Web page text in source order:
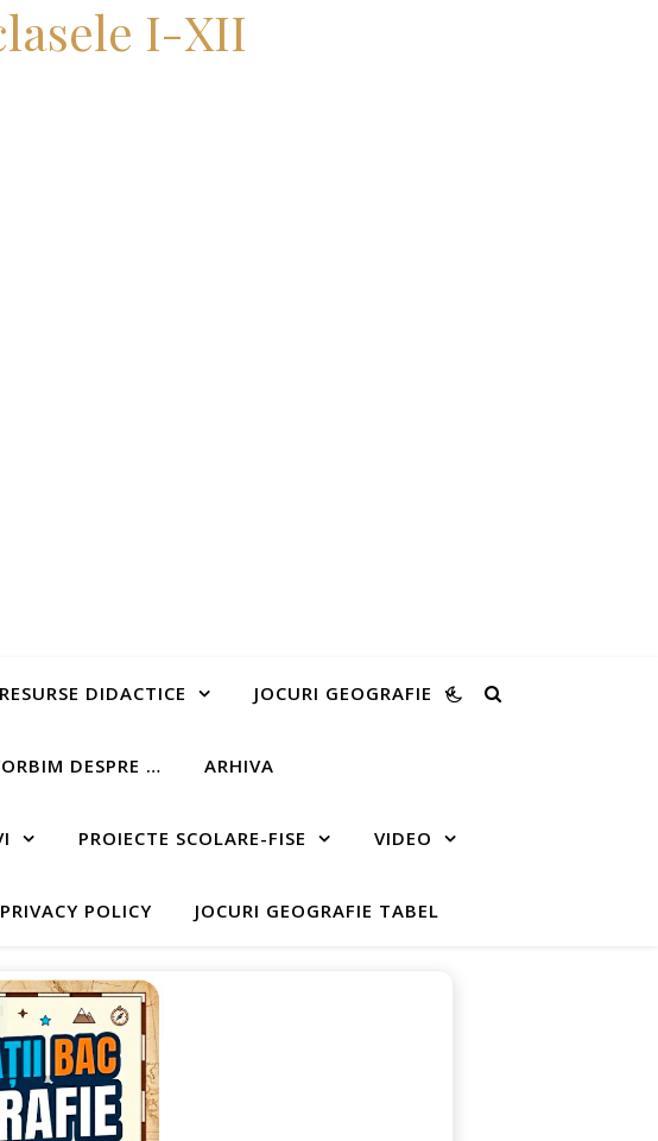
I-XII
RESURSE DIDACTICE JOCURI GEOGRAFIE
DESPRE … ARHIVA
PROIECTE SCOLARE-FISE VIDEO
PRIVACY POLICY JOCURI GEOGRAFIE TABEL